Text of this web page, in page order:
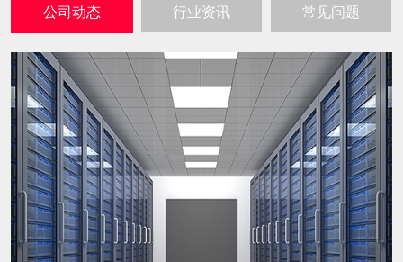
公司动态 行业资讯 常见问题